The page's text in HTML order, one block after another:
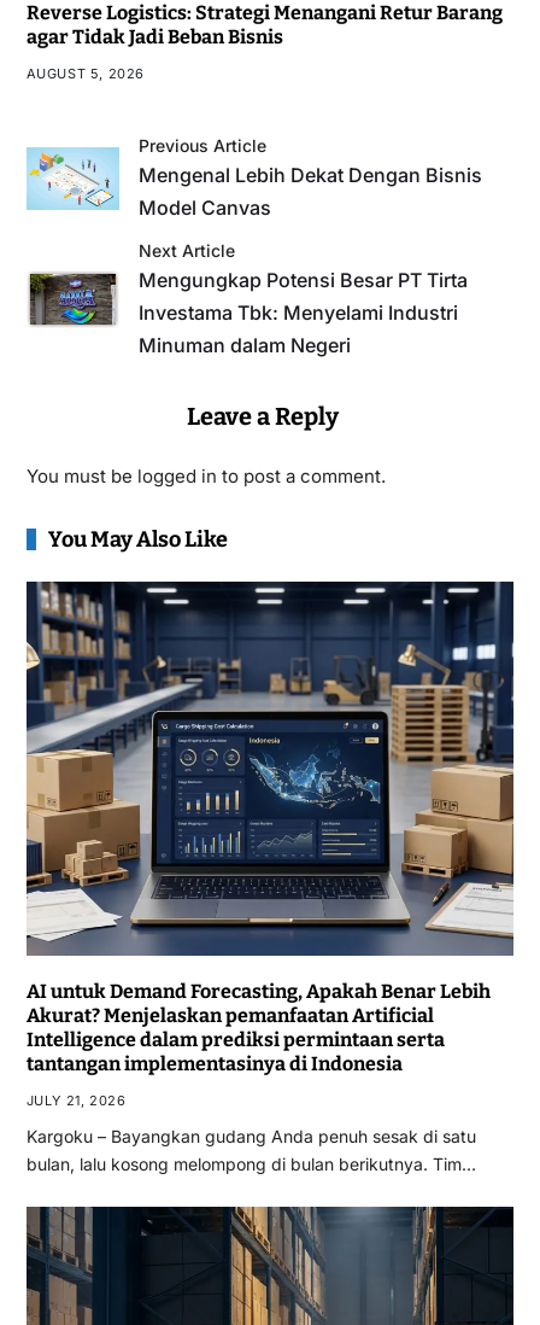
Reverse Logistics: Strategi Menangani Retur Barang
agar Tidak Jadi Beban Bisnis
AUGUST 5, 2026
Previous Article
Mengenal Lebih Dekat Dengan Bisnis
Model Canvas
Next Article
Mengungkap Potensi Besar PT Tirta
Investama Tbk: Menyelami Industri
Minuman dalam Negeri
Leave a Reply
You must be logged in to post a comment.
You May Also Like
AI untuk Demand Forecasting, Apakah Benar Lebih
Akurat? Menjelaskan pemanfaatan Artificial
Intelligence dalam prediksi permintaan serta
tantangan implementasinya di Indonesia
JULY 21, 2026
Kargoku – Bayangkan gudang Anda penuh sesak di satu
bulan, lalu kosong melompong di bulan berikutnya. Tim…